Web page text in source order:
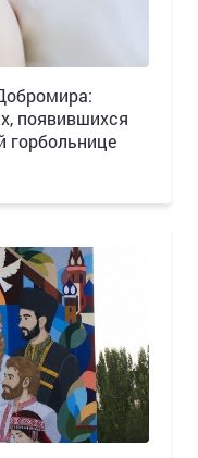
появившихся
горбольнице